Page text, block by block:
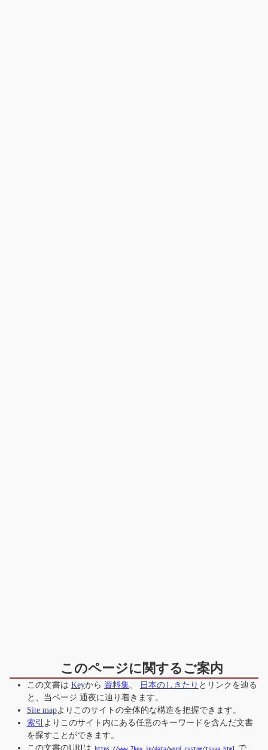
このページに関するご案内
この文書は Keyから 資料集、 日本のしきたり とリンクを辿る
と、当ページ 通夜に辿り着きます。
Site mapよりこのサイトの全体的な構造を把握できます。
索引 よりこのサイト内にある任意のキーワードを含んだ文書
を探すことができます。
この文書のURIは
https://www.7key.jp/data/word_custom/tsuya.html で